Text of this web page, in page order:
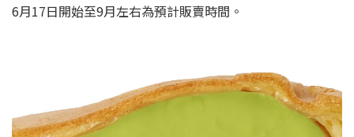
6月17日開始至9月左右為預計販賣時間。